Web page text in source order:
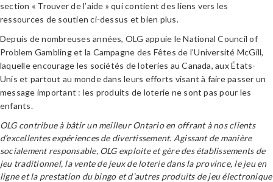
section « Trouver de l’aide » qui contient des liens vers les
ressources de soutien ci-dessus et bien plus.
Depuis de nombreuses années, OLG appuie le National Council of
Problem Gambling et la Campagne des Fêtes de l’Université McGill,
laquelle encourage les sociétés de loteries au Canada, aux États-
Unis et partout au monde dans leurs efforts visant à faire passer un
message important : les produits de loterie ne sont pas pour les
enfants.
OLG contribue à bâtir un meilleur Ontario en offrant à nos clients
d’excellentes expériences de divertissement. Agissant de manière
socialement responsable, OLG exploite et gère des établissements de
jeu traditionnel, la vente de jeux de loterie dans la province, le jeu en
ligne et la prestation du bingo et d’autres produits de jeu électronique